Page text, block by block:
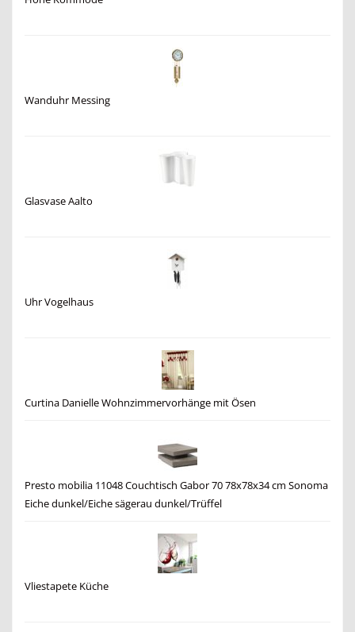
Wanduhr Messing
Glasvase Aalto
Uhr Vogelhaus
Curtina Danielle Wohnzimmervorhänge mit Ösen
Presto mobilia 11048 Couchtisch Gabor 70 78x78x34 cm Sonoma
Eiche dunkel/Eiche sägerau dunkel/Trüffel
Vliestapete Küche